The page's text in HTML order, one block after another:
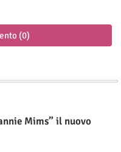
(0)
Mims” il nuovo